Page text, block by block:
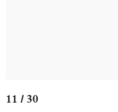
11 / 30